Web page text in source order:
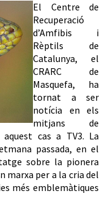
El Centre de
Recuperació
d’Amfibis i
Rèptils de
Catalunya, el
CRARC de
Masquefa, ha
tornat a ser
notícia en els
mitjans de
cas a TV3. La
passada, en el
sobre la pionera
marxa per a la cria del
més emblemàtiques